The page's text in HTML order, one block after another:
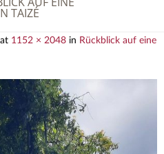
TAIZÉ
at 1152 × 2048 in Rückblick auf eine